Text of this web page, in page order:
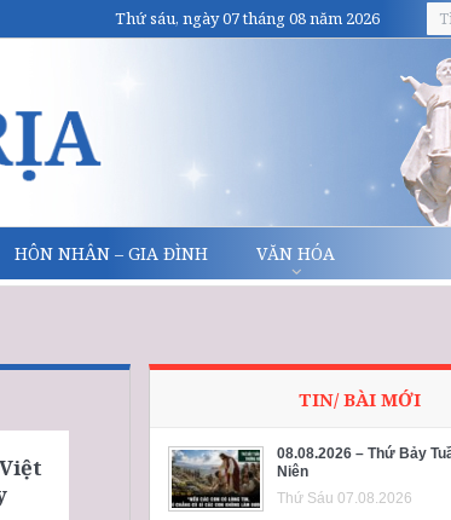
Thứ sáu, ngày 07 tháng 08 năm 2026
HÔN NHÂN – GIA ĐÌNH VĂN HÓA
TIN/ BÀI MỚI
08.08.2026 – Thứ Bảy
Niên
Thứ Sáu 07.08.2026